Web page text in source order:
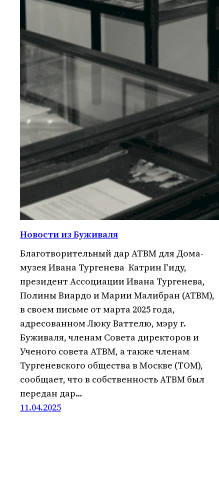
Новости из Буживаля
Благотворительный дар АТВМ для Дома-
музея Ивана Тургенева Катрин Гиду,
президент Ассоциации Ивана Тургенева,
Полины Виардо и Марии Малибран (АТВМ),
в своем письме от марта 2025 года,
адресованном Люку Ваттелю, мэру г.
Буживаля, членам Совета директоров и
Ученого совета АТВМ, а также членам
Тургеневского общества в Москве (ТОМ),
сообщает, что в собственность АТВМ был
передан дар…
11.04.2025